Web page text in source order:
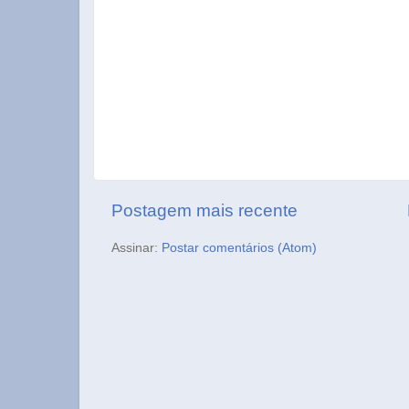
Postagem mais recente
Assinar: Postar comentários (Atom)